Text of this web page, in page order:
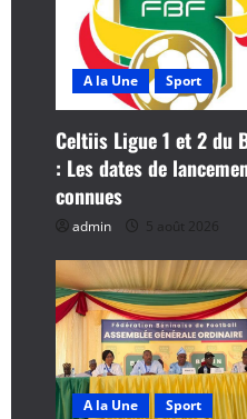
c
l
e
A la Une Sport
Celtiis Ligue 1 et 2 du
: Les dates de
connues
admin 5 août 2026
A la Une Sport